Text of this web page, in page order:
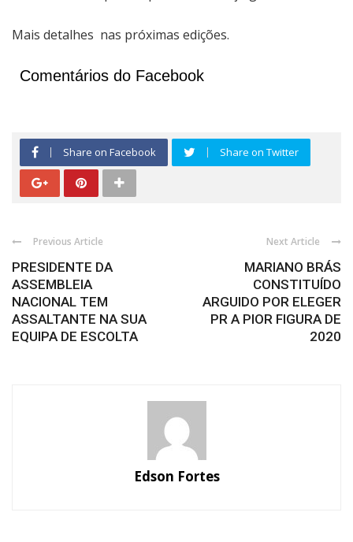
Mais detalhes nas próximas edições.
Comentários do Facebook
Share on Facebook Share on Twitter
Previous Article
PRESIDENTE DA
ASSEMBLEIA
NACIONAL TEM
ASSALTANTE NA SUA
EQUIPA DE ESCOLTA
Next Article
MARIANO BRÁS
CONSTITUÍDO
ARGUIDO POR ELEGER
PR A PIOR FIGURA DE
2020
Edson Fortes